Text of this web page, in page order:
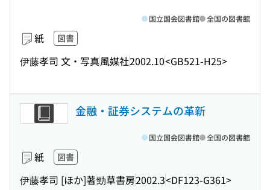
紙 図書
伊藤孝司 文・写真風媒社2002.10<GB521-H25>
国立国会図書館 全国の図書館
金融・証券システムの革新
紙 図書
伊藤孝司 [ほか]著勁草書房2002.3<DF123-G361>
国立国会図書館 全国の図書館